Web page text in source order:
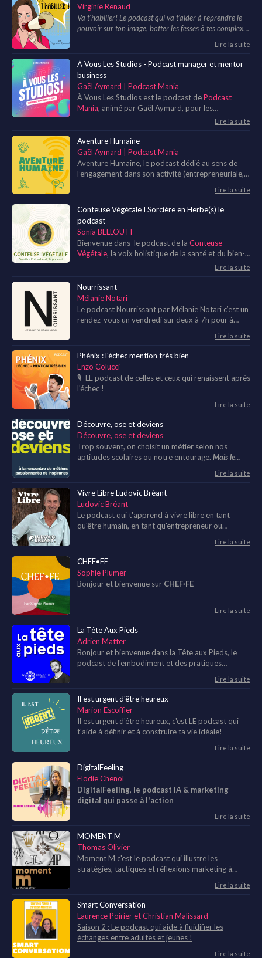
Virginie Renaud
Va t'habiller! Le podcast qui va t’aider à reprendre le
pouvoir sur ton image, botter les fesses à tes complexes
Lire la suite
À Vous Les Studios - Podcast manager et mentor
business
Gaël Aymard | Podcast Mania
À Vous Les Studios est le podcast dePodcast
Mania, animé par Gaël Aymard, pour les
entrepreneurs podcasters qui veulent transformer
Lire la suite
Aventure Humaine
Gaël Aymard | Podcast Mania
Aventure Humaine, le podcast dédié au sens de
l’engagement dans son activité (entrepreneuriale,
À travers des conversations, sans filtre, nous vous
proposons de découvrir les parcours de ces
aventuriers de la vie.
Lire la suite
Conteuse Végétale I Sorcière en Herbe(s) le
podcast
Sonia BELLOUTI
Bienvenue dans le podcast de la Conteuse
Végétale, la voix holistique de la santé et du bien-
Lire la suite
Nourrissant
Mélanie Notari
Le podcast Nourrissant par Mélanie Notari c’est un
rendez-vous un vendredi sur deux à 7h pour à
nourrissante, joyeuse, fluide et profondément
vivante. Ce podcast a vocation de nourrir votre
quotidien de réflexions, de partages d’expériences
et de rencontres inspirantes pour stimuler la VIE
qu’il y a en chacun de nous.
Lire la suite
Phénix : l'échec mention très bien
Enzo Colucci
🎙 LE podcast de celles et ceux qui renaissent après
l'échec !
Lire la suite
Découvre, ose et deviens
Découvre, ose et deviens
Trop souvent, on choisit un métier selon nos
aptitudes scolaires ou notre entourage. Mais le
Lire la suite
Vivre Libre Ludovic Bréant
Ludovic Bréant
Le podcast qui t'apprend à vivre libre en tant
qu'être humain, en tant qu'entrepreneur ou
Lire la suite
CHEF•FE
Sophie Plumer
Bonjour et bienvenue sur CHEF·FE
Lire la suite
La Tête Aux Pieds
Adrien Matter
Bonjour et bienvenue dans la Tête aux Pieds, le
podcast de l'embodiment et des pratiques
Lire la suite
Il est urgent d'être heureux
Marion Escoffier
Il est urgent d'être heureux, c'est LE podcast qui
t'aide à définir et à construire ta vie idéale!
Lire la suite
DigitalFeeling
Elodie Chenol
DigitalFeeling, le podcast IA & marketing
digital qui passe à l'action
Lire la suite
MOMENT M
Thomas Olivier
Moment M c'est le podcast qui illustre les
stratégies, tactiques et réflexions marketing à
Lire la suite
Smart Conversation
Laurence Poirier et Christian Malissard
Saison 2 : Le podcast qui aide à fluidifier les
échanges entre adultes et jeunes !
Lire la suite